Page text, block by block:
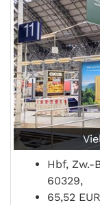
Hbf, Zw.-
60329,
65,52